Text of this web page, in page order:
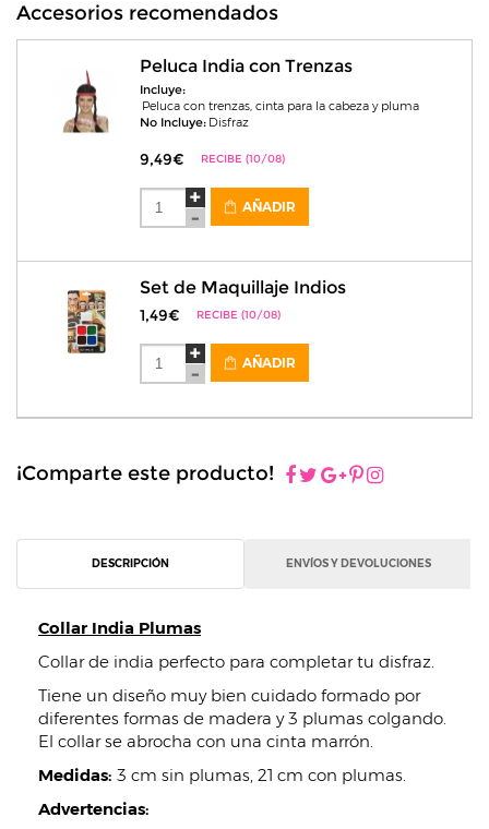
Accesorios recomendados
Peluca India con Trenzas
Incluye:
Peluca con trenzas, cinta para la cabeza y pluma
No Incluye: Disfraz
9,49€ RECIBE (10/08)
AÑADIR
Set de Maquillaje Indios
1,49€ RECIBE (10/08)
AÑADIR
¡Comparte este producto!
DESCRIPCIÓN ENVÍOS Y DEVOLUCIONES
Collar India Plumas
Collar de india perfecto para completar tu disfraz.
Tiene un diseño muy bien cuidado formado por
diferentes formas de madera y 3 plumas colgando.
El collar se abrocha con una cinta marrón.
Medidas: 3 cm sin plumas, 21 cm con plumas.
Advertencias: